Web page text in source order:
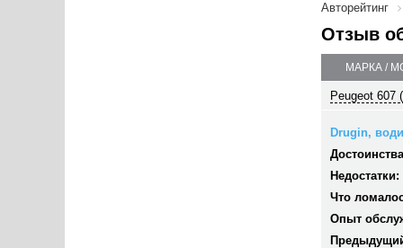
Авторейтинг
Отзыв
МАРКА /
Peugeot 607
Drugin,
Недостатки:
Что
Опыт